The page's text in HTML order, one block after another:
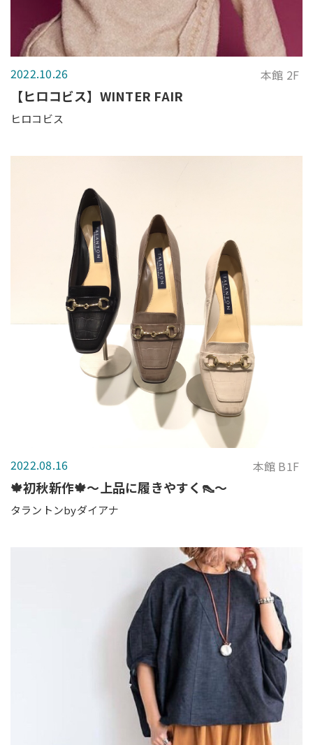
2022.10.26 本館 2F
【ヒロコビス】WINTER FAIR
ヒロコビス
2022.08.16 本館 B1F
🍁初秋新作🍁〜上品に履きやすく👠〜
タラントンbyダイアナ